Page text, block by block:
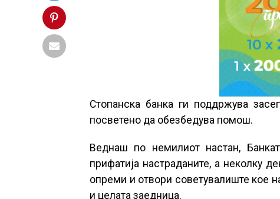
Стопанска банка ги поддржува
посветено да обезбедува помош.
Веднаш по немилиот настан,
прифатија настраданите, а неколку
опреми и отвори советувалиште кое
и целата заедница.